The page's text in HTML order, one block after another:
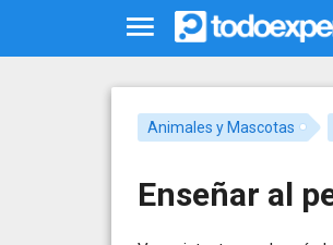
Animales y Mascotas
Enseñar al